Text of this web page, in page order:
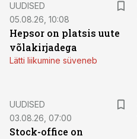
UUDISED
05.08.26, 10:08
Hepsor on platsis uute
võlakirjadega
Lätti liikumine süveneb
UUDISED
03.08.26, 07:00
Stock-office on